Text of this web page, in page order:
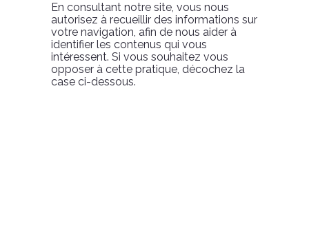
En consultant notre site, vous nous
autorisez à recueillir des informations sur
votre navigation, afin de nous aider à
identifier les contenus qui vous
intéressent. Si vous souhaitez vous
opposer à cette pratique, décochez la
case ci-dessous.